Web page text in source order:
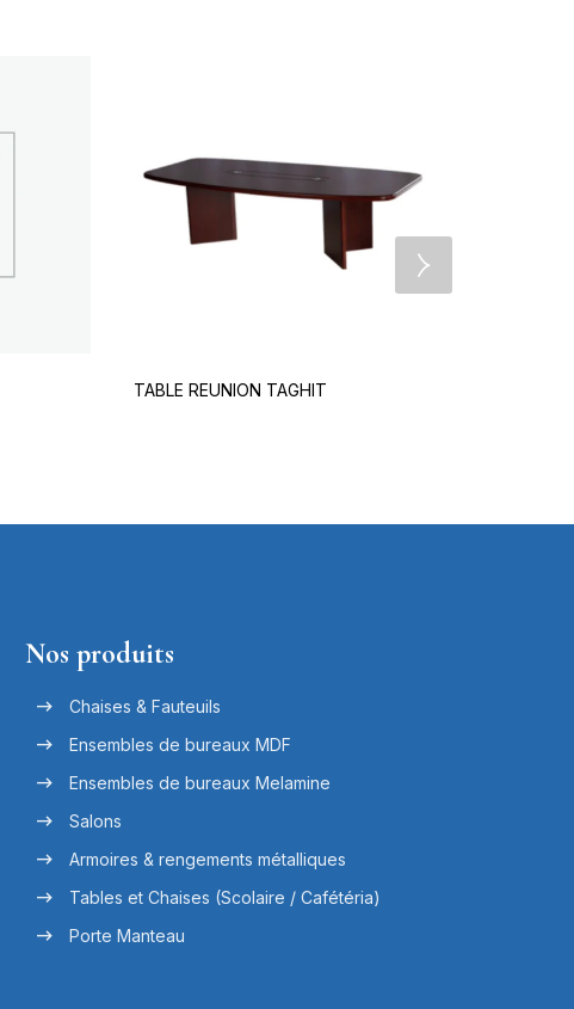
TABLE REUNION TAGHIT
Nos produits
Chaises & Fauteuils
Ensembles de bureaux MDF
Ensembles de bureaux Melamine
Salons
Armoires & rengements métalliques
Tables et Chaises (Scolaire / Cafétéria)
Porte Manteau